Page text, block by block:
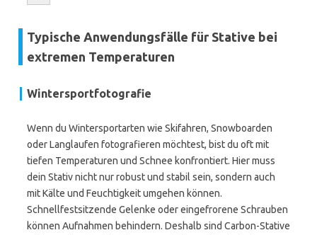
Typische Anwendungsfälle für Stative bei
extremen Temperaturen
Wintersportfotografie
Wenn du Wintersportarten wie Skifahren, Snowboarden
oder Langlaufen fotografieren möchtest, bist du oft mit
tiefen Temperaturen und Schnee konfrontiert. Hier muss
dein Stativ nicht nur robust und stabil sein, sondern auch
mit Kälte und Feuchtigkeit umgehen können.
Schnellfestsitzende Gelenke oder eingefrorene Schrauben
können Aufnahmen behindern. Deshalb sind Carbon-Stative